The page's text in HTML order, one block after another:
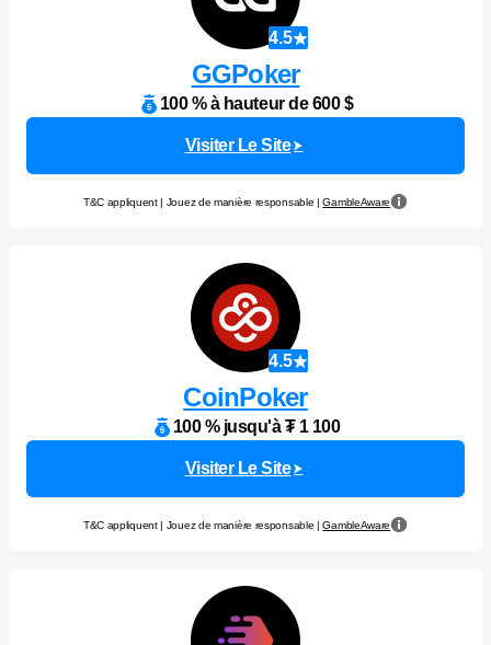
4.5
GGPoker
100 % à hauteur de 600 $
Visiter Le Site
T&C appliquent | Jouez de manière responsable |GambleAware
4.5
CoinPoker
100 % jusqu'à ₮ 1 100
Visiter Le Site
T&C appliquent | Jouez de manière responsable |GambleAware